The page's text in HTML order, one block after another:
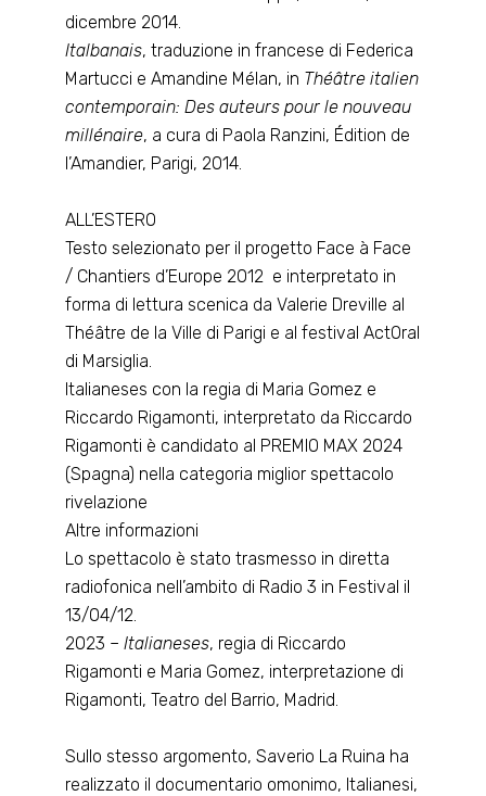
dicembre 2014.
Italbanais, traduzione in francese di Federica
Martucci e Amandine Mélan, in Théâtre italien
contemporain: Des auteurs pour le nouveau
millénaire, a cura di Paola Ranzini, Édition de
l’Amandier, Parigi, 2014.
ALL’ESTERO
Testo selezionato per il progetto Face à Face
/ Chantiers d’Europe 2012 e interpretato in
forma di lettura scenica da Valerie Dreville al
Théâtre de la Ville di Parigi e al festival ActOral
di Marsiglia.
Italianeses con la regia di Maria Gomez e
Riccardo Rigamonti, interpretato da Riccardo
Rigamonti è candidato al PREMIO MAX 2024
(Spagna) nella categoria miglior spettacolo
rivelazione
Altre informazioni
Lo spettacolo è stato trasmesso in diretta
radiofonica nell’ambito di Radio 3 in Festival il
13/04/12.
2023 –Italianeses, regia di Riccardo
Rigamonti e Maria Gomez, interpretazione di
Rigamonti, Teatro del Barrio, Madrid.
Sullo stesso argomento, Saverio La Ruina ha
realizzato il documentario omonimo, Italianesi,